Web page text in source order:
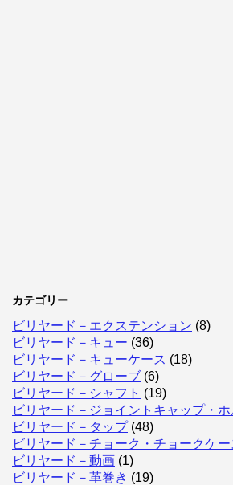
カテゴリー
ビリヤード－エクステンション (8)
ビリヤード－キュー (36)
ビリヤード－キューケース (18)
ビリヤード－グローブ (6)
ビリヤード－シャフト (19)
ビリヤード－ジョイントキャップ・
ビリヤード－タップ(48)
ビリヤード－チョーク・チョークケー
ビリヤード－動画 (1)
ビリヤード－革巻き (19)